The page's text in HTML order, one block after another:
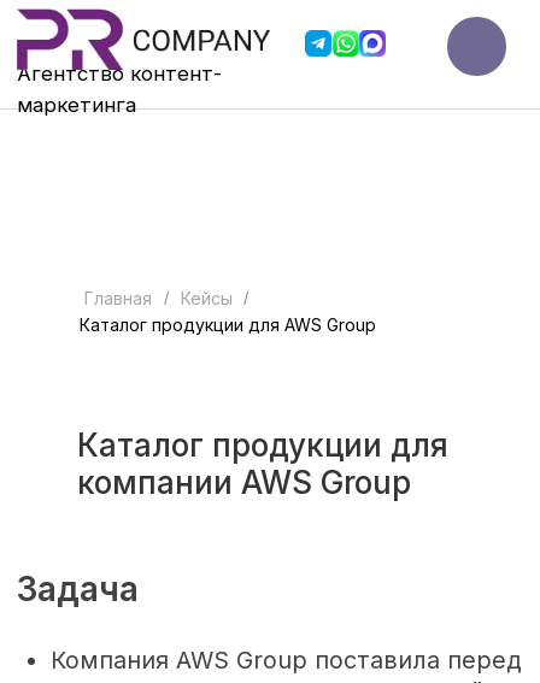
Агентство контент-
маркетинга
Главная / Кейсы /
Каталог продукции для AWS Group
Каталог продукции для
компании AWS Group
Компания AWS Group поставила перед
нами задачу создать качественный
ассортимент.
верстку и организацию печати.